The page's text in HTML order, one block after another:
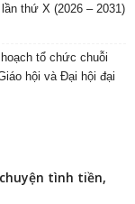
thứ X (2026 – 2031)
tổ chức chuỗi
hội và Đại hội đại
tình tiền,